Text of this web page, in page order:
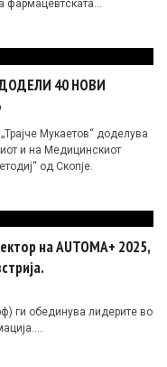
фармацевтската
40 НОВИ
Мукаетов“ доделува
и на Медицинскиот
од Скопје.
на AUTOMA+ 2025,
ги обединува лидерите во